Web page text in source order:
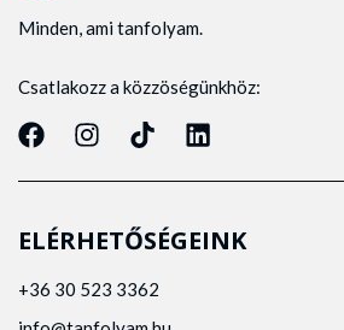
Minden, ami tanfolyam.
Csatlakozz a közzöségünkhöz:
ELÉRHETŐSÉGEINK
+36 30 523 3362